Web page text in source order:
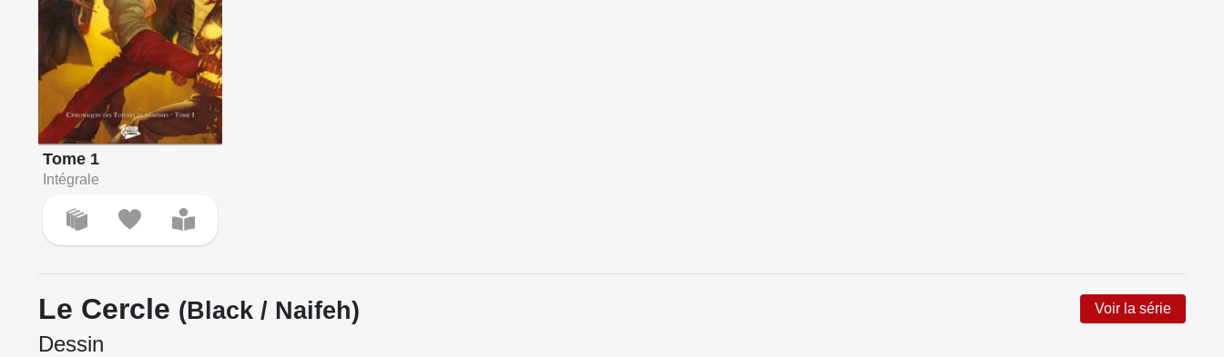
Tome 1
Intégrale
Le Cercle (Black / Naifeh) Voir la série
Dessin